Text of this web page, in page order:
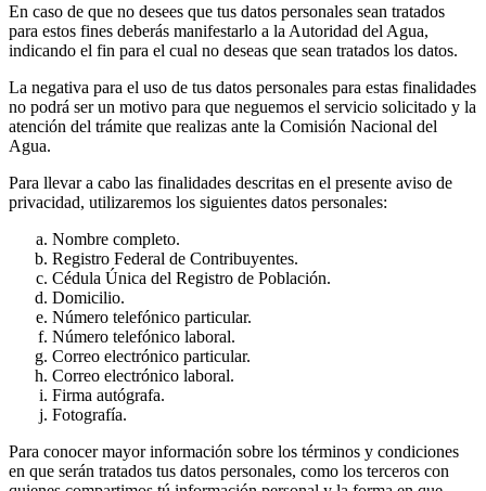
En caso de que no desees que tus datos personales sean tratados
para estos fines deberás manifestarlo a la Autoridad del Agua,
indicando el fin para el cual no deseas que sean tratados los datos.
La negativa para el uso de tus datos personales para estas finalidades
no podrá ser un motivo para que neguemos el servicio solicitado y la
atención del trámite que realizas ante la Comisión Nacional del
Agua.
Para llevar a cabo las finalidades descritas en el presente aviso de
privacidad, utilizaremos los siguientes datos personales:
Nombre completo.
Registro Federal de Contribuyentes.
Cédula Única del Registro de Población.
Domicilio.
Número telefónico particular.
Número telefónico laboral.
Correo electrónico particular.
Correo electrónico laboral.
Firma autógrafa.
Fotografía.
Para conocer mayor información sobre los términos y condiciones
en que serán tratados tus datos personales, como los terceros con